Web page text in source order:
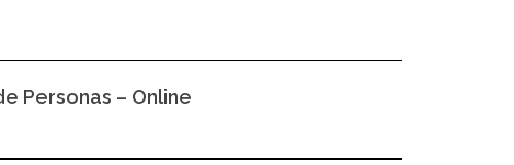
Personas – Online